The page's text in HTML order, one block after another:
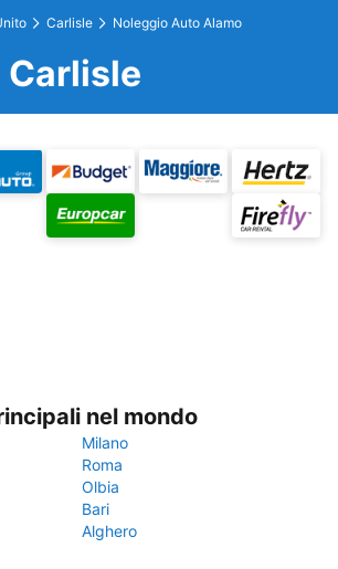
Carlisle Noleggio Auto Alamo
Carlisle
nel mondo
Milano
Roma
Olbia
Bari
Alghero